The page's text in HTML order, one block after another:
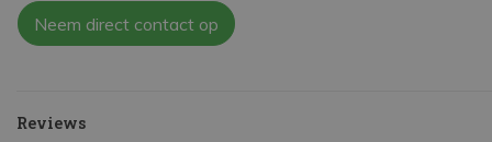
Neem direct contact op
Reviews